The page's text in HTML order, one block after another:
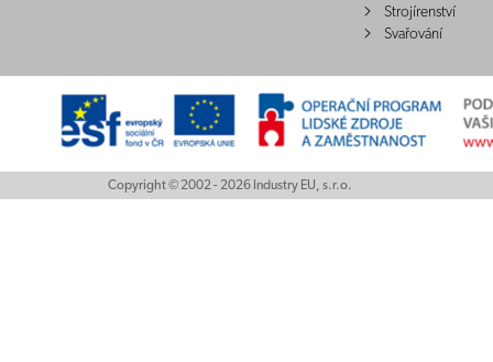
Strojírenství
Svařování
Copyright © 2002 - 2026 Industry EU, s.r.o.